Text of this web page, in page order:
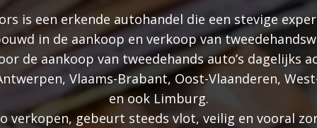
is een erkende autohandel die een stevige
in de aankoop en verkoop van
de aankoop van tweedehands auto’s dagelijks
Vlaams-Brabant, Oost-Vlaanderen,
en ook Limburg.
verkopen, gebeurt steeds vlot, veilig en vooral